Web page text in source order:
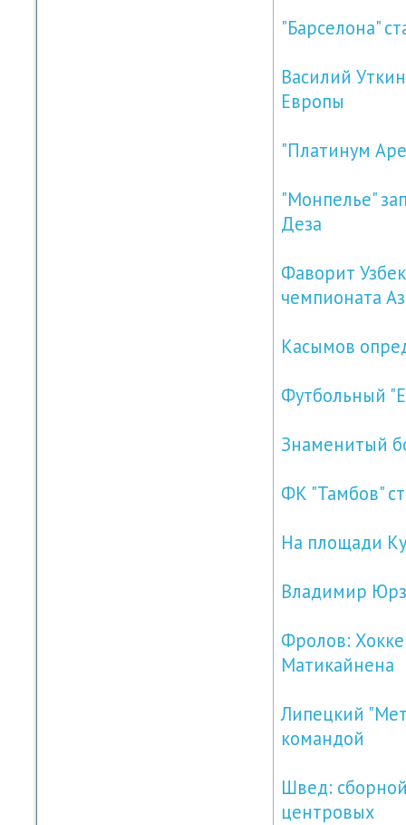
"Барселона"
Василий
Европы
"Платинум
"Монпелье"
Деза
Фаворит
чемпионата
Касымов
Футбольный
Знаменитый
ФК "Тамбов"
На площади
Владимир
Фролов:
Матикайнена
Липецкий
командой
Швед:
центровых